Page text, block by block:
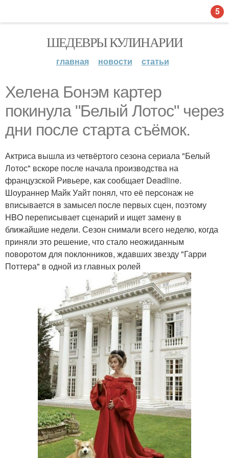
ШЕДЕВРЫ КУЛИНАРИИ
главная новости статьи
Хелена Бонэм картер
покинула "Белый Лотос" через
дни после старта съёмок.
Актриса вышла из четвёртого сезона сериала "Белый
Лотос" вскоре после начала производства на
французской Ривьере, как сообщает Deadline.
Шоураннер Майк Уайт понял, что её персонаж не
вписывается в замысел после первых сцен, поэтому
HBO переписывает сценарий и ищет замену в
ближайшие недели. Сезон снимали всего неделю, когда
приняли это решение, что стало неожиданным
поворотом для поклонников, ждавших звезду "Гарри
Поттера" в одной из главных ролей
5